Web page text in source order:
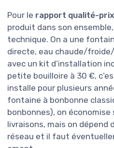
Pour le rapport qualité-prix
produit dans son
technique. On a une
directe, eau chaude/
avec un kit d’installation
petite bouilloire à 30 €,
installe pour plusieurs
fontaine à bonbonne
bonbonnes), on
livraisons, mais on dépend
réseau et il faut